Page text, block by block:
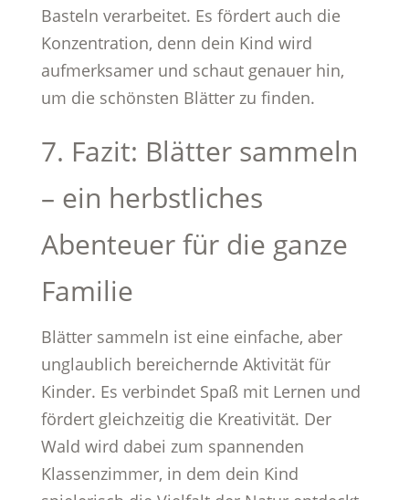
Basteln verarbeitet. Es fördert auch die
Konzentration, denn dein Kind wird
aufmerksamer und schaut genauer hin,
um die schönsten Blätter zu finden.
7. Fazit: Blätter sammeln
– ein herbstliches
Abenteuer für die ganze
Familie
Blätter sammeln ist eine einfache, aber
unglaublich bereichernde Aktivität für
Kinder. Es verbindet Spaß mit Lernen und
fördert gleichzeitig die Kreativität. Der
Wald wird dabei zum spannenden
Klassenzimmer, in dem dein Kind